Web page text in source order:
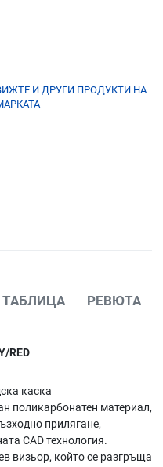
И ДРУГИ ПРОДУКТИ НА
РЕВЮТА
RED
каска
поликарбонатен материал,
прилягане,
CAD технология.
визьор, който се разгръща